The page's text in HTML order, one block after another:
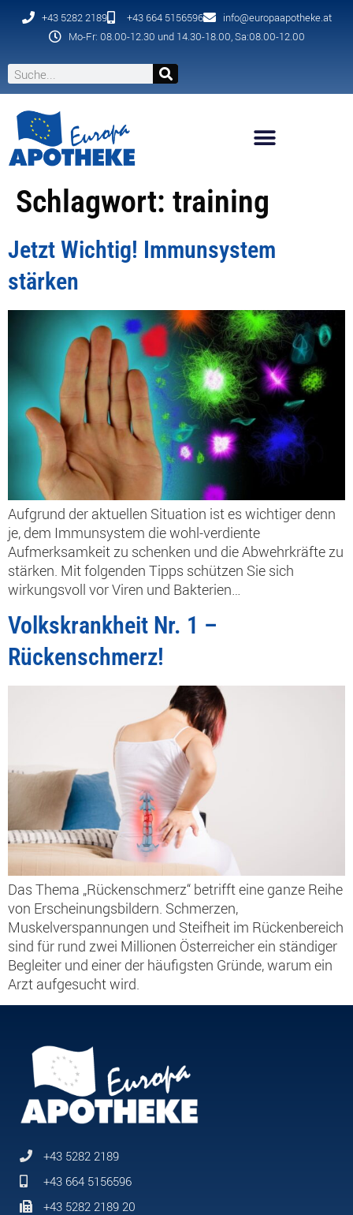
+43 5282 2189 +43 664 5156596
info@europaapotheke.at
Mo-Fr: 08.00-12.30 und 14.30-18.00, Sa:08.00-12.00
Schlagwort: training
Jetzt Wichtig! Immunsystem
stärken
Aufgrund der aktuellen Situation ist es wichtiger denn
je, dem Immunsystem die wohl-verdiente
Aufmerksamkeit zu schenken und die Abwehrkräfte zu
stärken. Mit folgenden Tipps schützen Sie sich
wirkungsvoll vor Viren und Bakterien…
Volkskrankheit Nr. 1 –
Rückenschmerz!
Das Thema „Rückenschmerz“ betrifft eine ganze Reihe
von Erscheinungsbildern. Schmerzen,
Muskelverspannungen und Steifheit im Rückenbereich
sind für rund zwei Millionen Österreicher ein ständiger
Begleiter und einer der häufigsten Gründe, warum ein
Arzt aufgesucht wird.
+43 5282 2189
+43 664 5156596
+43 5282 2189 20